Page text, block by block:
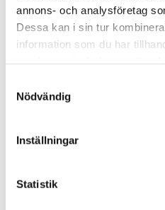
annons- och analysföretag
Dessa kan i sin tur
information som du har
Nödvändig
Inställningar
Statistik
Vinter
Taksystem